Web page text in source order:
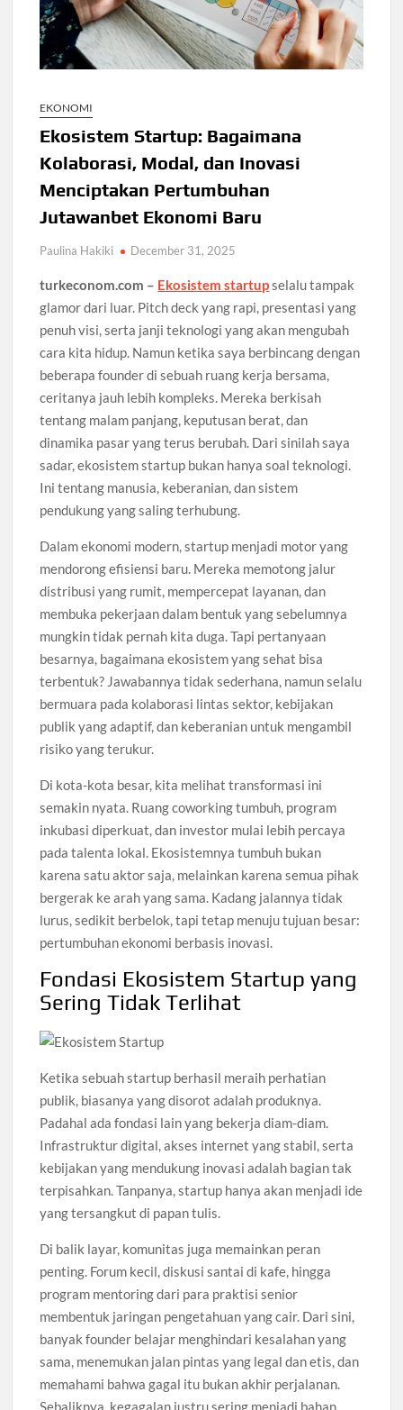
EKONOMI
Ekosistem Startup: Bagaimana
Kolaborasi, Modal, dan Inovasi
Menciptakan Pertumbuhan
Jutawanbet Ekonomi Baru
Paulina Hakiki December 31, 2025
turkeconom.com – Ekosistem startupselalu tampak
glamor dari luar. Pitch deck yang rapi, presentasi yang
penuh visi, serta janji teknologi yang akan mengubah
cara kita hidup. Namun ketika saya berbincang dengan
beberapa founder di sebuah ruang kerja bersama,
ceritanya jauh lebih kompleks. Mereka berkisah
tentang malam panjang, keputusan berat, dan
dinamika pasar yang terus berubah. Dari sinilah saya
sadar, ekosistem startup bukan hanya soal teknologi.
Ini tentang manusia, keberanian, dan sistem
pendukung yang saling terhubung.
Dalam ekonomi modern, startup menjadi motor yang
mendorong efisiensi baru. Mereka memotong jalur
distribusi yang rumit, mempercepat layanan, dan
membuka pekerjaan dalam bentuk yang sebelumnya
mungkin tidak pernah kita duga. Tapi pertanyaan
besarnya, bagaimana ekosistem yang sehat bisa
terbentuk? Jawabannya tidak sederhana, namun selalu
bermuara pada kolaborasi lintas sektor, kebijakan
publik yang adaptif, dan keberanian untuk mengambil
risiko yang terukur.
Di kota-kota besar, kita melihat transformasi ini
semakin nyata. Ruang coworking tumbuh, program
inkubasi diperkuat, dan investor mulai lebih percaya
pada talenta lokal. Ekosistemnya tumbuh bukan
karena satu aktor saja, melainkan karena semua pihak
bergerak ke arah yang sama. Kadang jalannya tidak
lurus, sedikit berbelok, tapi tetap menuju tujuan besar:
pertumbuhan ekonomi berbasis inovasi.
Fondasi Ekosistem Startup yang
Sering Tidak Terlihat
Ketika sebuah startup berhasil meraih perhatian
publik, biasanya yang disorot adalah produknya.
Padahal ada fondasi lain yang bekerja diam-diam.
Infrastruktur digital, akses internet yang stabil, serta
kebijakan yang mendukung inovasi adalah bagian tak
terpisahkan. Tanpanya, startup hanya akan menjadi ide
yang tersangkut di papan tulis.
Di balik layar, komunitas juga memainkan peran
penting. Forum kecil, diskusi santai di kafe, hingga
program mentoring dari para praktisi senior
membentuk jaringan pengetahuan yang cair. Dari sini,
banyak founder belajar menghindari kesalahan yang
sama, menemukan jalan pintas yang legal dan etis, dan
memahami bahwa gagal itu bukan akhir perjalanan.
Sebaliknya, kegagalan justru sering menjadi bahan